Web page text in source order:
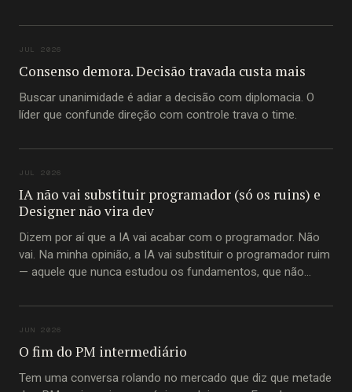
JUL 2026
Consenso demora. Decisão travada custa mais
Buscar unanimidade é adiar a decisão com diplomacia. O
líder que confunde direção com controle trava o time.
JUL 2026
IA não vai substituir programador (só os ruins) e
Designer não vira dev
Dizem por aí que a IA vai acabar com o programador. Não
vai. Na minha opinião, a IA vai substituir o programador ruim
— aquele que nunca estudou os fundamentos, que não
que passou a carreira inteira copiando trecho de código do
JUN 2026
O fim do PM intermediário
Tem uma conversa rolando no mercado que diz que metade